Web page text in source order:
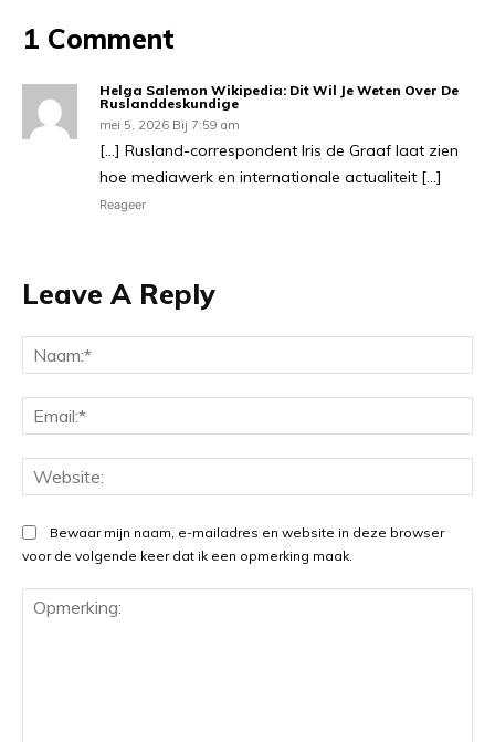
1 Comment
Helga Salemon Wikipedia: Dit Wil Je Weten Over De
Ruslanddeskundige
mei 5, 2026 Bij 7:59 am
[…] Rusland-correspondent Iris de Graaf laat zien
hoe mediawerk en internationale actualiteit […]
Reageer
Leave A Reply
Bewaar mijn naam, e-mailadres en website in deze browser
voor de volgende keer dat ik een opmerking maak.